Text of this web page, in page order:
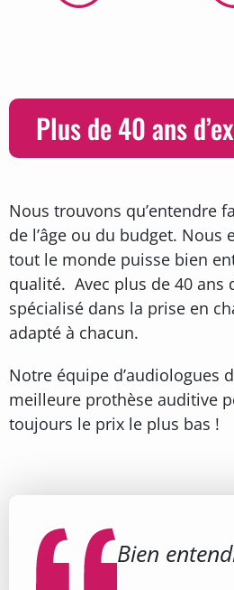
Plus de 40 ans
Nous trouvons qu’entendre
de l’âge ou du budget. Nous
tout le monde puisse bien
qualité. Avec plus de 40 ans
spécialisé dans la prise en
adapté à chacun.
Notre équipe d’audiologues
meilleure prothèse auditive
toujours le prix le plus bas !
Bien